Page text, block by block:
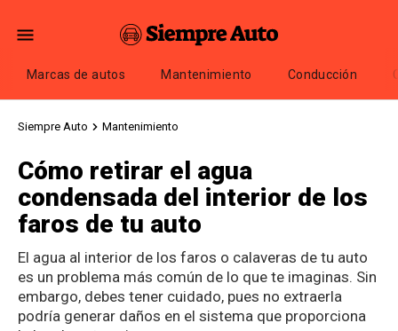
Marcas de autos Mantenimiento Conducción
Siempre Auto Mantenimiento
Cómo retirar el agua
condensada del interior de los
faros de tu auto
El agua al interior de los faros o calaveras de tu auto
es un problema más común de lo que te imaginas. Sin
embargo, debes tener cuidado, pues no extraerla
podría generar daños en el sistema que proporciona